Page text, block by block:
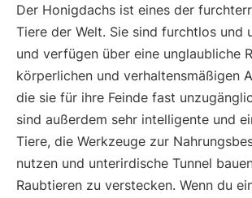
Der Honigdachs ist eines der
Tiere der Welt. Sie sind furchtlos und
und verfügen über eine unglaubliche
körperlichen und verhaltensmäßigen
die sie für ihre Feinde fast
sind außerdem sehr intelligente und
Tiere, die Werkzeuge zur
nutzen und unterirdische Tunnel
Raubtieren zu verstecken. Wenn du